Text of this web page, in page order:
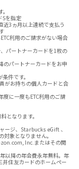
Sを指定
近3ヵ月以上連続で支払う
利用のご請求がない場合
パートナーカードを1枚の
のパートナーカードをお申
件です。
がお持ちの個人カードと合
に一度もETC利用のご請
となります。
ージ、Starbucks eGift 、
象となりません。
Inc.またはその関
以降の年会費永年無料。年
住友カードのホームペー